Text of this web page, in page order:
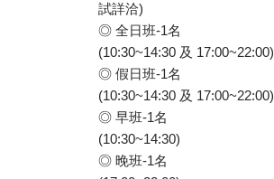
試詳洽)
◎ 全日班-1名
(10:30~14:30 及 17:00~22:00)
◎ 假日班-1名
(10:30~14:30 及 17:00~22:00)
◎ 早班-1名
(10:30~14:30)
◎ 晚班-1名